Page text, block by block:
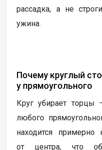
рассадка, а не
ужина.
Почему круглый
у прямоугольного
Круг убирает
любого
находится примерно
от центра, что